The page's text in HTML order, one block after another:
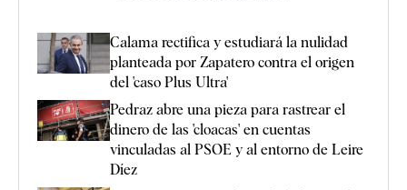
Calama rectifica y estudiará la nulidad
planteada por Zapatero contra el origen
del 'caso Plus Ultra'
Pedraz abre una pieza para rastrear el
dinero de las 'cloacas' en cuentas
vinculadas al PSOE y al entorno de Leire
Díez